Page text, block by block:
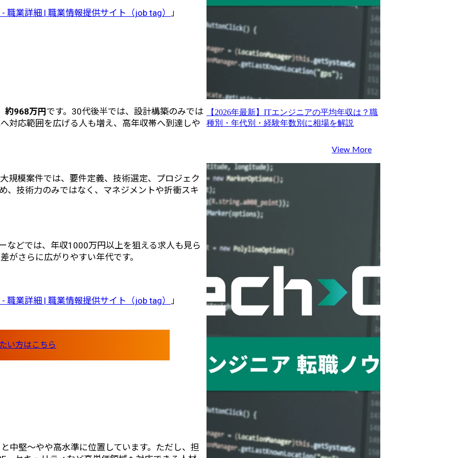
職業詳細 | 職業情報提供サイト（job tag） 」
約968万円 です。30代後半では、設計構築のみでは
対応範囲を広げる人も増え、高年収帯へ到達しや
規模案件では、要件定義、技術選定、プロジェク
、技術力のみではなく、マネジメントや折衝スキ
などでは、年収1000万円以上を狙える求人も見ら
がさらに広がりやすい年代です。
職業詳細 | 職業情報提供サイト（job tag） 」
中堅〜やや高水準に位置しています。ただし、担
【2026年最新】ITエンジニアの平均年収は？職
種別・年代別・経験年数別に相場を解説
View More